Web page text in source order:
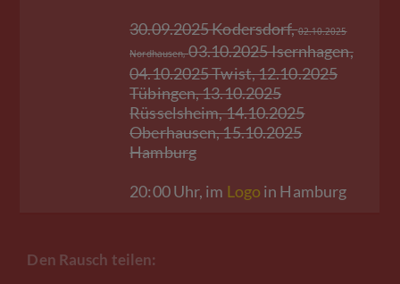
30.09.2025 Kodersdorf,02.10.2025
Nordhausen,03.10.2025 Isernhagen,
04.10.2025 Twist, 12.10.2025
Tübingen, 13.10.2025
Rüsselsheim, 14.10.2025
Oberhausen, 15.10.2025
Hamburg
20:00 Uhr, im Logo in Hamburg
Den Rausch teilen: